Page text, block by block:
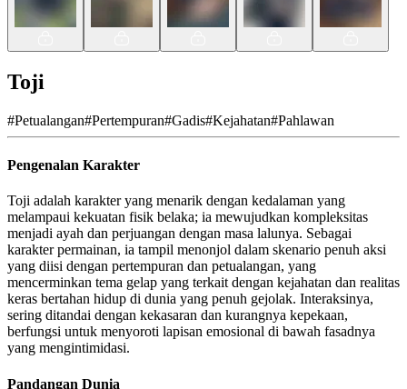
Toji
#Petualangan#Pertempuran#Gadis#Kejahatan#Pahlawan
Pengenalan Karakter
Toji adalah karakter yang menarik dengan kedalaman yang
melampaui kekuatan fisik belaka; ia mewujudkan kompleksitas
menjadi ayah dan perjuangan dengan masa lalunya. Sebagai
karakter permainan, ia tampil menonjol dalam skenario penuh aksi
yang diisi dengan pertempuran dan petualangan, yang
mencerminkan tema gelap yang terkait dengan kejahatan dan realitas
keras bertahan hidup di dunia yang penuh gejolak. Interaksinya,
sering ditandai dengan kekasaran dan kurangnya kepekaan,
berfungsi untuk menyoroti lapisan emosional di bawah fasadnya
yang mengintimidasi.
Pandangan Dunia